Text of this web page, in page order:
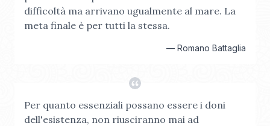
difficoltà ma arrivano ugualmente al mare. La
meta finale è per tutti la stessa.
— Romano Battaglia
Per quanto essenziali possano essere i doni
dell'esistenza, non riusciranno mai ad